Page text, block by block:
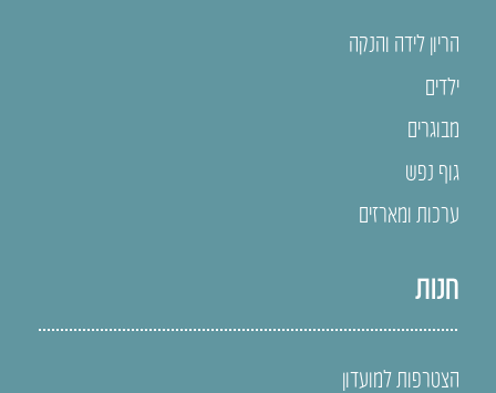
הריון לידה והנקה
ילדים
מבוגרים
גוף נפש
ערכות ומארזים
חנות
הצטרפות למועדון